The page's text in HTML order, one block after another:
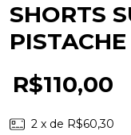
SHORTS
PISTACHE
R$110,00
2 x de R$60,30